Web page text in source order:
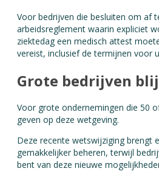
Voor bedrijven die besluiten om af
arbeidsreglement waarin expliciet
ziektedag een medisch attest
vereist, inclusief de termijnen voor
Grote bedrijven
Voor grote ondernemingen die 50
geven op deze wetgeving.
Deze recente wetswijziging brengt
gemakkelijker beheren, terwijl
bent van deze nieuwe